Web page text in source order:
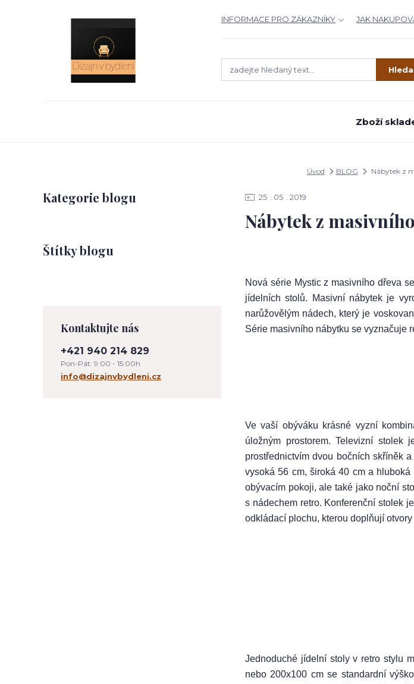
INFORMACE PRO ZÁKAZNÍKY JAK
Zboží
Úvod BLOG Nábytek z
Kategorie blogu
Štítky blogu
Kontaktujte nás
+421 940 214 829
Pon-Pát: 9:00 - 15:00h
info@dizajnvbydleni.cz
25 05 2019
Nábytek z
Nová série Mystic z masivního dřeva
jídelních stolů. Masivní nábytek je
narůžovělým nádech, který je
Série masivního nábytku se vyznačuje
Ve vaší obýváku krásné vyzní
úložným prostorem. Televizní
prostřednictvím dvou bočních skříněk
vysoká 56 cm, široká 40 cm a
obývacím pokoji, ale také jako noční
s nádechem retro. Konferenční stolek
odkládací plochu, kterou doplňují
Jednoduché jídelní stoly v retro stylu
nebo 200x100 cm se standardní